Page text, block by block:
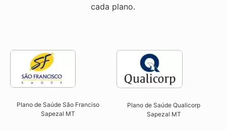
cada plano.
Plano de Saúde São Franciso
Sapezal MT​
Plano de Saúde Qualicorp
Sapezal MT​